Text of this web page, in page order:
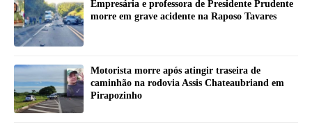
Empresária e professora de Presidente Prudente
morre em grave acidente na Raposo Tavares
Motorista morre após atingir traseira de
caminhão na rodovia Assis Chateaubriand em
Pirapozinho